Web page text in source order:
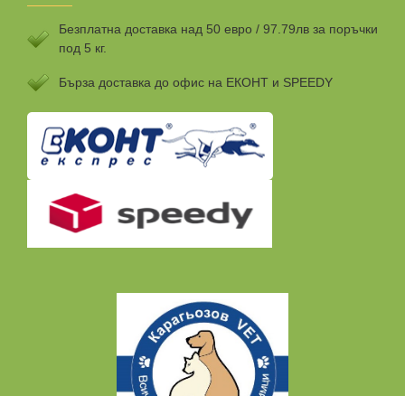
Безплатна доставка над 50 евро / 97.79лв за поръчки
под 5 кг.
Бързa доставка до офис на ЕКОНТ и SPEEDY